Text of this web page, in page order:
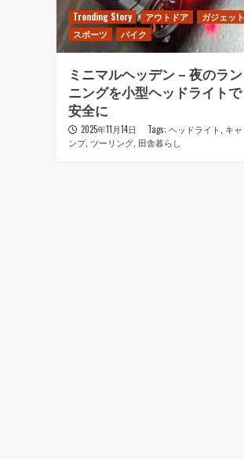
Trending Story アウトドア
ガジェット
スポーツ
バイク
ミニマルヘッデン – 夜のラン
ニングを小型ヘッドライトで
安全に
2025年11月14日 Tags: ヘッドライト キャ
ンプ, ツーリング 田舎暮らし